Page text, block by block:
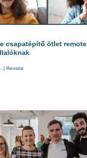
csapatépítő ötlet remote
| Remote